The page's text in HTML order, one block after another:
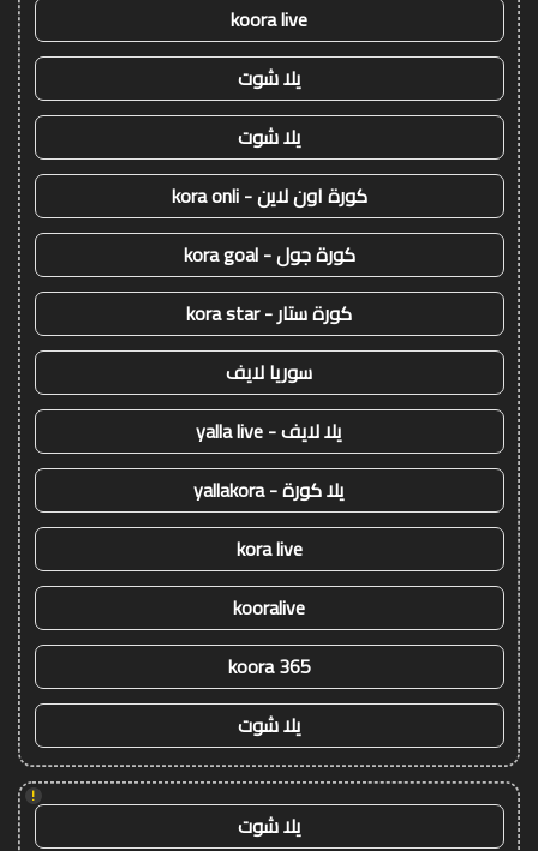
koora live
يلا شوت
يلا شوت
كورة اون لاين - kora onli
كورة جول - kora goal
كورة ستار - kora star
سوريا لايف
يلا لايف - yalla live
يلا كورة - yallakora
kora live
kooralive
koora 365
يلا شوت
!
يلا شوت